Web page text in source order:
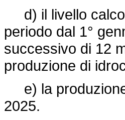
d) il livello
periodo dal 1°
successivo di 12
produzione di
e) la produzione
2025.